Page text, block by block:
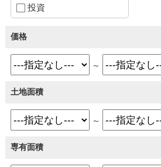
投資
価格
～
土地面積
～
専有面積